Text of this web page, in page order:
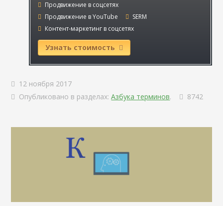
Продвижение в соцсетях
Продвижение в YouTube
SERM
Контент-маркетинг в соцсетях
Узнать стоимость
12 ноября 2017
Опубликовано в разделах: Азбука терминов. 8742